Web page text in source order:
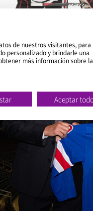
de nuestros visitantes, para
personalizado y brindarle una
más información sobre
Aceptar